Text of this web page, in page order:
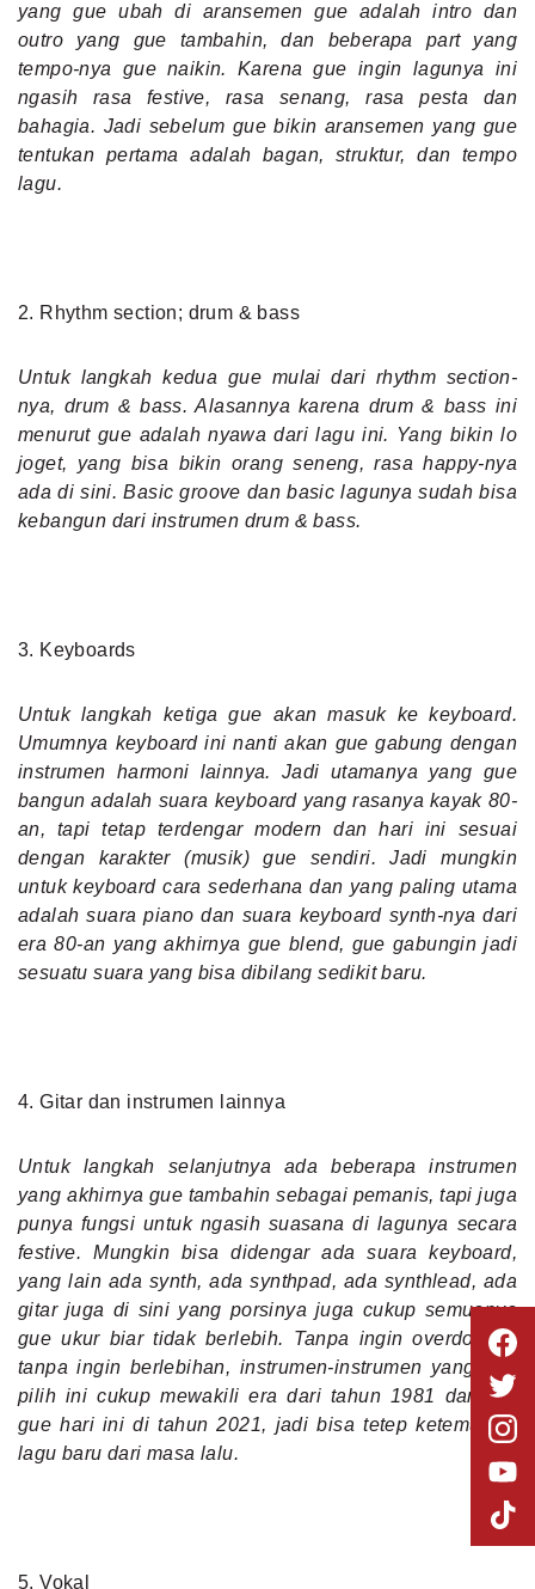
yang gue ubah di aransemen gue adalah intro dan
outro yang gue tambahin, dan beberapa part yang
tempo-nya gue naikin. Karena gue ingin lagunya ini
ngasih rasa festive, rasa senang, rasa pesta dan
bahagia. Jadi sebelum gue bikin aransemen yang gue
tentukan pertama adalah bagan, struktur, dan tempo
lagu.
2. Rhythm section; drum & bass
Untuk langkah kedua gue mulai dari rhythm section-
nya, drum & bass. Alasannya karena drum & bass ini
menurut gue adalah nyawa dari lagu ini. Yang bikin lo
joget, yang bisa bikin orang seneng, rasa happy-nya
ada di sini. Basic groove dan basic lagunya sudah bisa
kebangun dari instrumen drum & bass.
3. Keyboards
Untuk langkah ketiga gue akan masuk ke keyboard.
Umumnya keyboard ini nanti akan gue gabung dengan
instrumen harmoni lainnya. Jadi utamanya yang gue
bangun adalah suara keyboard yang rasanya kayak 80-
an, tapi tetap terdengar modern dan hari ini sesuai
dengan karakter (musik) gue sendiri. Jadi mungkin
untuk keyboard cara sederhana dan yang paling utama
adalah suara piano dan suara keyboard synth-nya dari
era 80-an yang akhirnya gue blend, gue gabungin jadi
sesuatu suara yang bisa dibilang sedikit baru.
4. Gitar dan instrumen lainnya
Untuk langkah selanjutnya ada beberapa instrumen
yang akhirnya gue tambahin sebagai pemanis, tapi juga
punya fungsi untuk ngasih suasana di lagunya secara
festive. Mungkin bisa didengar ada suara keyboard,
yang lain ada synth, ada synthpad, ada synthlead, ada
gitar juga di sini yang porsinya juga cukup semuanya
gue ukur biar tidak berlebih. Tanpa ingin overdo dan
tanpa ingin berlebihan, instrumen-instrumen yang gue
pilih ini cukup mewakili era dari tahun 1981 dan era
gue hari ini di tahun 2021, jadi bisa tetep ketemu nih
lagu baru dari masa lalu.
5. Vokal